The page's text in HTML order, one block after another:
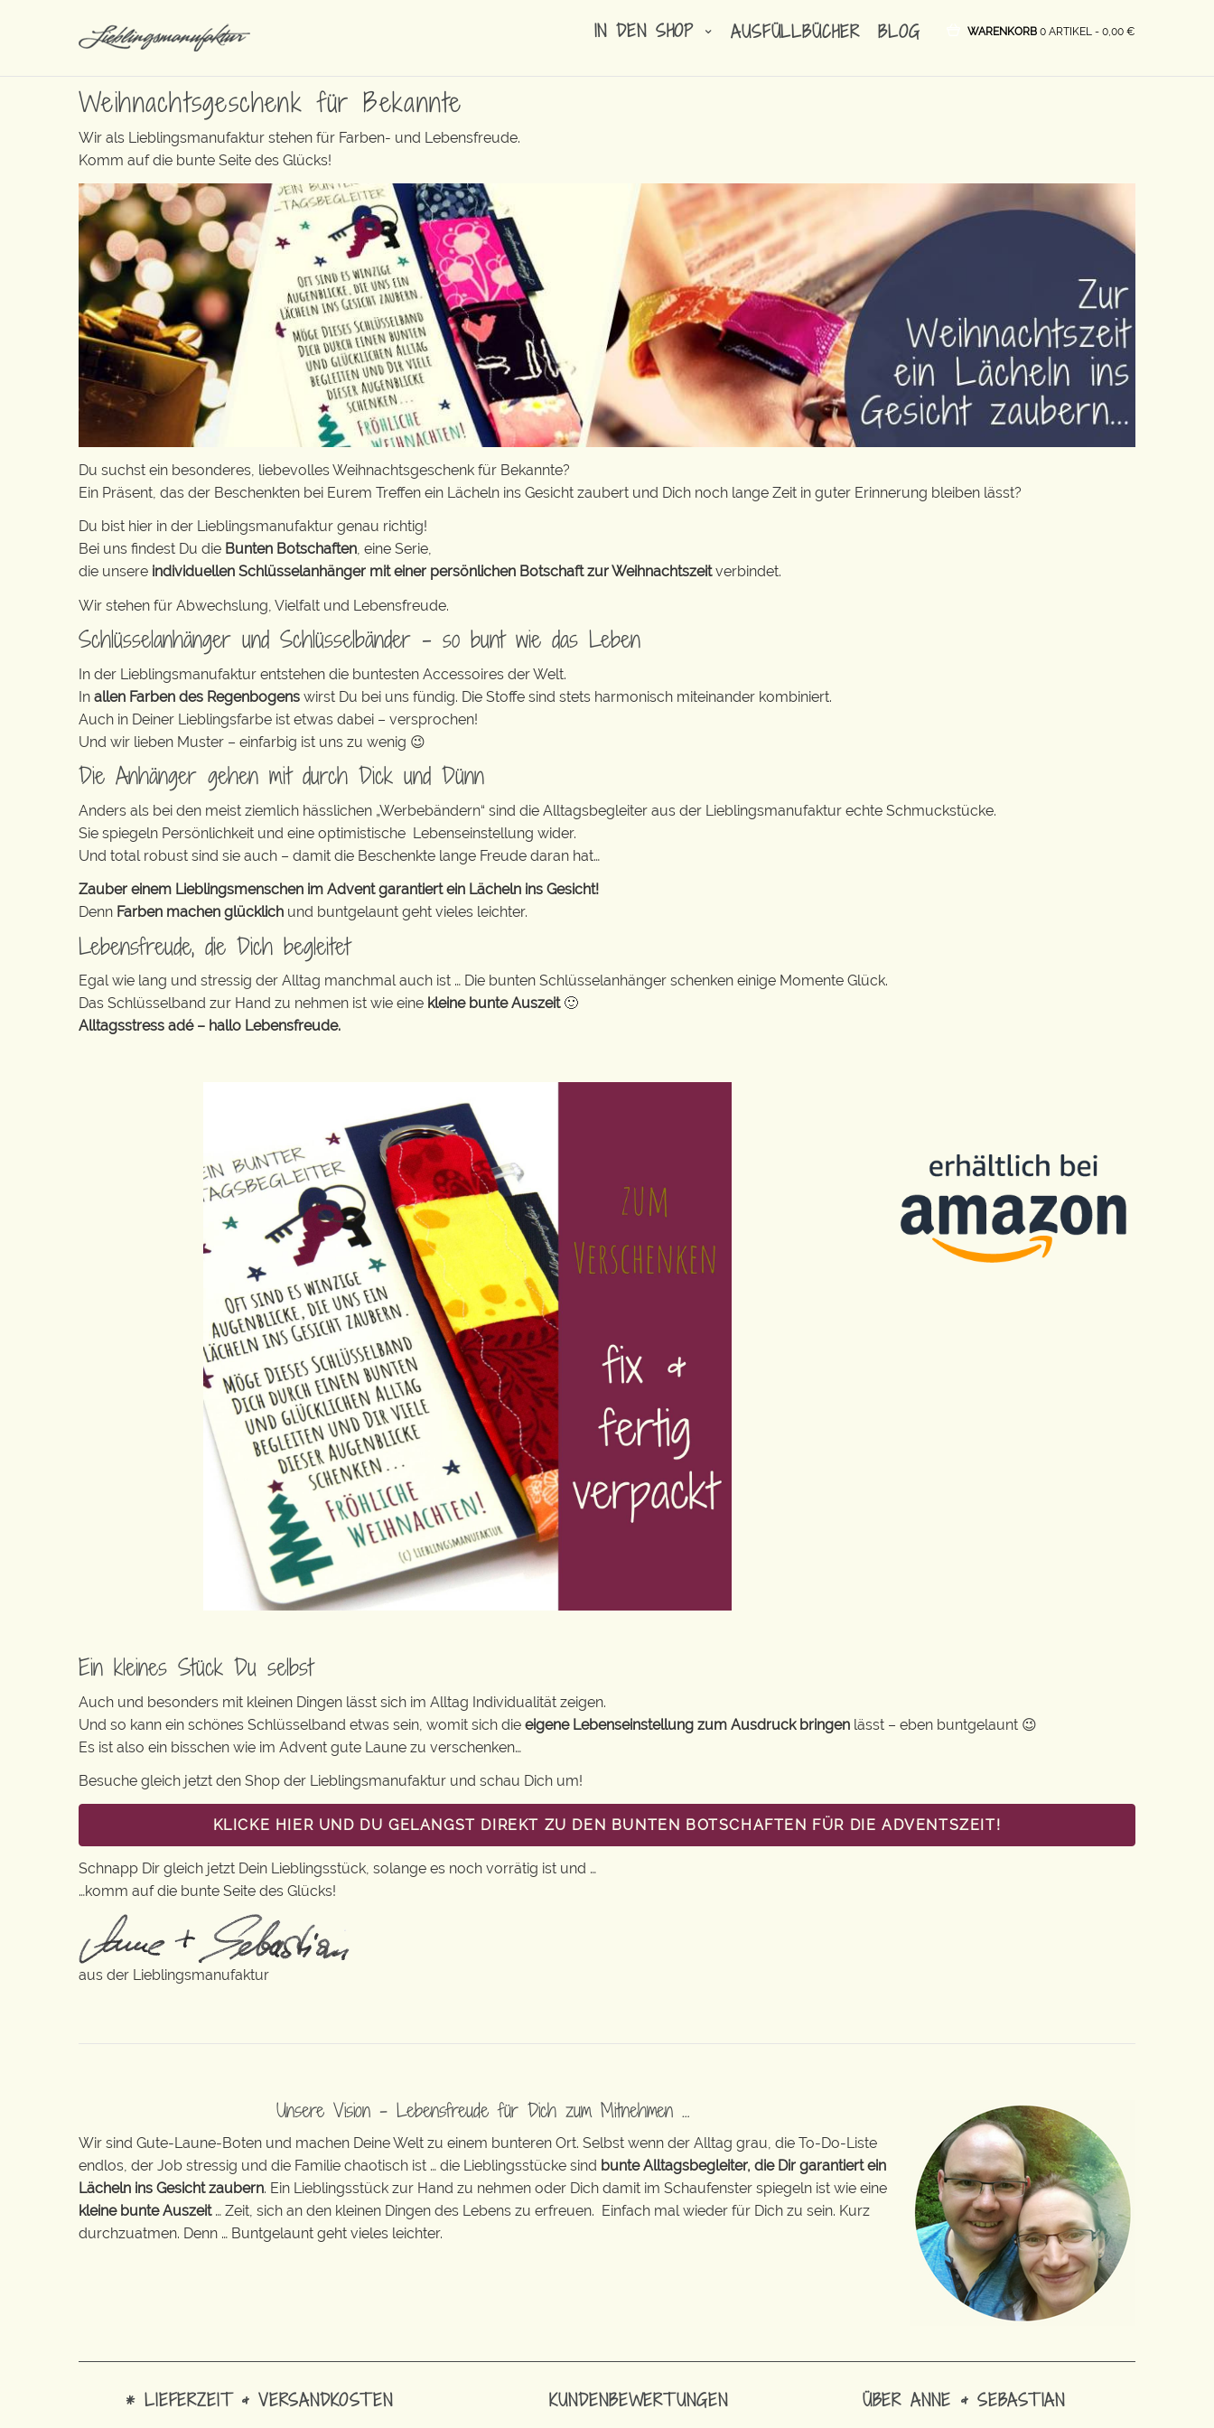
IN DEN SHOP AUSFÜLLBÜCHER BLOG WARENKORB 0 ARTIKEL - 0,00 €
Weihnachtsgeschenk für Bekannte
Wir als Lieblingsmanufaktur stehen für Farben- und Lebensfreude.
Komm auf die bunte Seite des Glücks!
Du suchst ein besonderes, liebevolles Weihnachtsgeschenk für Bekannte?
Ein Präsent, das der Beschenkten bei Eurem Treffen ein Lächeln ins Gesicht zaubert und Dich noch lange Zeit in guter Erinnerung bleiben lässt?
Du bist hier in der Lieblingsmanufaktur genau richtig!
Bei uns findest Du die Bunten Botschaften, eine Serie,
die unsere individuellen Schlüsselanhänger mit einer persönlichen Botschaft zur Weihnachtszeitverbindet.
Wir stehen für Abwechslung, Vielfalt und Lebensfreude.
Schlüsselanhänger und Schlüsselbänder – so bunt wie das Leben
In der Lieblingsmanufaktur entstehen die buntesten Accessoires der Welt.
In allen Farben des Regenbogens wirst Du bei uns fündig. Die Stoffe sind stets harmonisch miteinander kombiniert.
Auch in Deiner Lieblingsfarbe ist etwas dabei – versprochen!
Und wir lieben Muster – einfarbig ist uns zu wenig 😉
Die Anhänger gehen mit durch Dick und Dünn
Anders als bei den meist ziemlich hässlichen „Werbebändern“ sind die Alltagsbegleiter aus der Lieblingsmanufaktur echte Schmuckstücke.
Sie spiegeln Persönlichkeit und eine optimistische Lebenseinstellung wider.
Und total robust sind sie auch – damit die Beschenkte lange Freude daran hat…
Zauber einem Lieblingsmenschen im Advent garantiert ein Lächeln ins Gesicht!
Denn Farben machen glücklich und buntgelaunt geht vieles leichter.
Lebensfreude, die Dich begleitet
Egal wie lang und stressig der Alltag manchmal auch ist … Die bunten Schlüsselanhänger schenken einige Momente Glück.
Das Schlüsselband zur Hand zu nehmen ist wie eine kleine bunte Auszeit🙂
Alltagsstress adé – hallo Lebensfreude.
Ein kleines Stück Du selbst
Auch und besonders mit kleinen Dingen lässt sich im Alltag Individualität zeigen.
Und so kann ein schönes Schlüsselband etwas sein, womit sich die eigene Lebenseinstellung zum Ausdruck bringen lässt – eben buntgelaunt 😉
Es ist also ein bisschen wie im Advent gute Laune zu verschenken…
Besuche gleich jetzt den Shop der Lieblingsmanufaktur und schau Dich um!
KLICKE HIER UND DU GELANGST DIREKT ZU DEN BUNTEN BOTSCHAFTEN FÜR DIE ADVENTSZEIT!
Schnapp Dir gleich jetzt Dein Lieblingsstück, solange es noch vorrätig ist und …
…komm auf die bunte Seite des Glücks!
aus der Lieblingsmanufaktur
Unsere Vision – Lebensfreude für Dich zum Mitnehmen …
Wir sind Gute-Laune-Boten und machen Deine Welt zu einem bunteren Ort. Selbst wenn der Alltag grau, die To-Do-Liste
endlos, der Job stressig und die Familie chaotisch ist … die Lieblingsstücke sind bunte Alltagsbegleiter, die Dir garantiert ein
Lächeln ins Gesicht zaubern. Ein Lieblingsstück zur Hand zu nehmen oder Dich damit im Schaufenster spiegeln ist wie eine
kleine bunte Auszeit… Zeit, sich an den kleinen Dingen des Lebens zu erfreuen. Einfach mal wieder für Dich zu sein. Kurz
durchzuatmen. Denn … Buntgelaunt geht vieles leichter.
* LIEFERZEIT & VERSANDKOSTEN KUNDENBEWERTUNGEN ÜBER ANNE & SEBASTIAN